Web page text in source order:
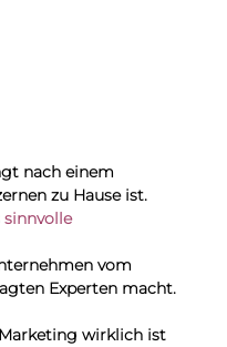
nach einem
zu Hause ist.
sinnvolle
vom
Experten macht.
wirklich ist